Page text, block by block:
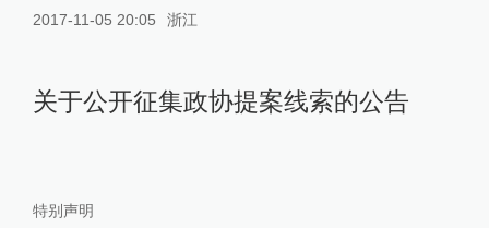
2017-11-05 20:05 浙江
关于公开征集政协提案线索的公告
特别声明